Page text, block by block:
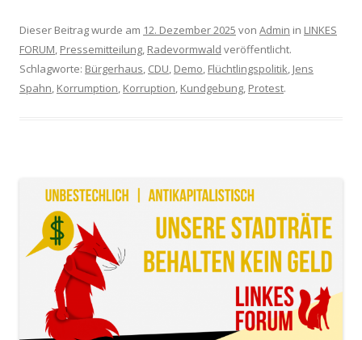
Dieser Beitrag wurde am 12. Dezember 2025 von Admin in LINKES
FORUM, Pressemitteilung, Radevormwald veröffentlicht.
Schlagworte: Bürgerhaus, CDU, Demo, Flüchtlingspolitik, Jens
Spahn, Korrumption, Korruption, Kundgebung, Protest.